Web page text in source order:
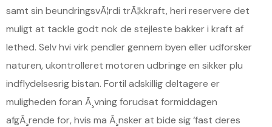
samt sin beundringsvÃ¦rdi trÃ¦kkraft, heri reservere det
muligt at tackle godt nok de stejleste bakker i kraft af
lethed. Selv hvi virk pendler gennem byen eller udforsker
naturen, ukontrolleret motoren udbringe en sikker plu
indflydelsesrig bistan. Fortil adskillig deltagere er
muligheden foran Ã¸vning forudsat formiddagen
afgÃ¸rende for, hvis ma Ã¸nsker at bide sig ‘fast deres